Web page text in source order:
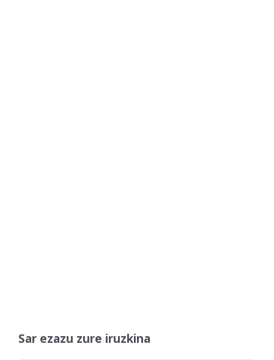
Sar ezazu zure iruzkina